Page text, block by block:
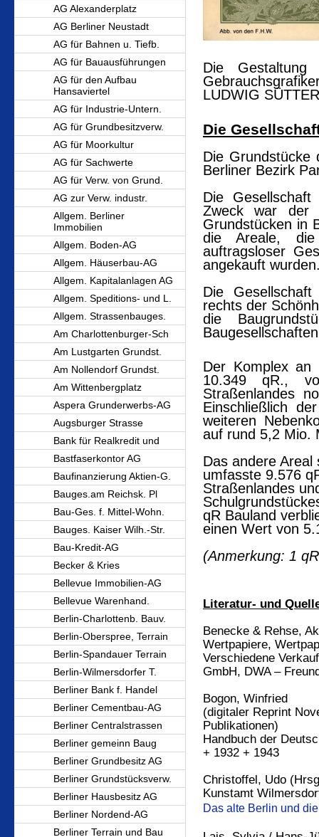
AG Alexanderplatz
AG Berliner Neustadt
AG für Bahnen u. Tiefb.
AG für Bauausführungen
AG für den Aufbau
Hansaviertel
AG für Industrie-Untern.
AG für Grundbesitzverw.
AG für Moorkultur
AG für Sachwerte
AG für Verw. von Grund.
AG zur Verw. industr.
Allgem. Berliner
Immobilien
Allgem. Boden-AG
Allgem. Häuserbau-AG
Allgem. Kapitalanlagen AG
Allgem. Speditions- und L.
Allgem. Strassenbauges.
Am Charlottenburger-Sch
Am Lustgarten Grundst.
Am Nollendorf Grundst.
Am Wittenbergplatz
Aspera Grunderwerbs-AG
Augsburger Strasse
Bank für Realkredit und
Bastfaserkontor AG
Baufinanzierung Aktien-G.
Bauges.am Reichsk. Pl
Bau-Ges. f. Mittel-Wohn.
Bauges. Kaiser Wilh.-Str.
Bau-Kredit-AG
Becker & Kries
Bellevue Immobilien-AG
Bellevue Warenhand.
Berlin-Charlottenb. Bauv.
Berlin-Oberspree, Terrain
Berlin-Spandauer Terrain
Berlin-Wilmersdorfer T.
Berliner Bank f. Handel
Berliner Cementbau-AG
Berliner Centralstrassen
Berliner gemeinn Baug
Berliner Grundbesitz AG
Berliner Grundstücksverw.
Berliner Hausbesitz AG
Berliner Nordend-AG
Berliner Terrain und Bau
Die
LUDWIG
Die
Die Grundstücke
Berliner Bezirk
Die
Zweck war der
Grundstücken in
die Areale,
auftragsloser
angekauft
Die
rechts der
die
Der Komplex
10.349 qR.,
Straßenlandes
Einschließlich
weiteren
auf rund 5,2 Mio.
Das andere
umfasste 9.576
Straßenlandes
qR Bauland
einen Wert von
(Anmerkung: 1
Literatur- und
Benecke & Rehse,
Wertpapiere,
Verschiedene
GmbH, DWA –
Bogon, Winfried
(digitaler Reprint
Publikationen)
Handbuch der
+ 1932 + 1943
Christoffel, Udo
Kunstamt
Das alte Berlin und